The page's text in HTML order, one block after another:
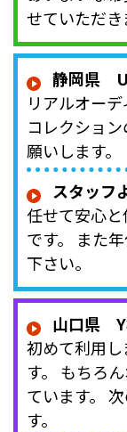
せていただき
静岡県
リアルオー
コレクショ
願いします。
スタッフ
任せて安心
です。 また
下さい。
山口県
初めて利用
す。 もちろ
ています。
す。